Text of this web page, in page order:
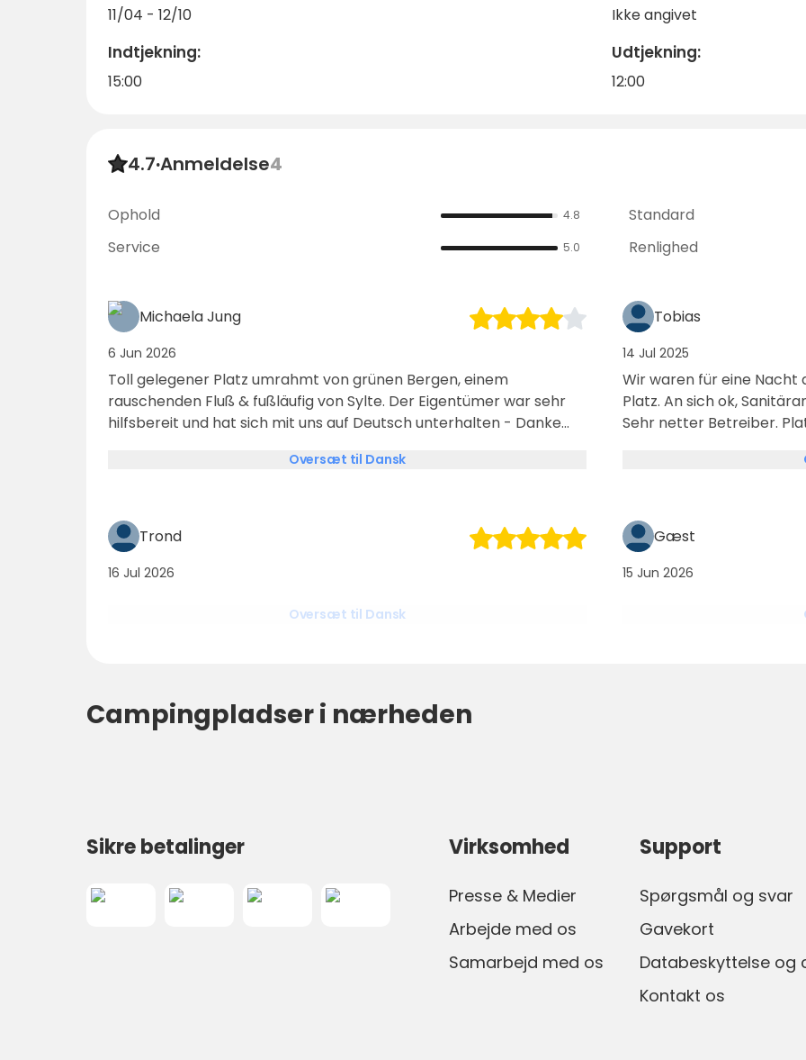
11/04 - 12/10 Ikke angivet
Indtjekning:
15:00
Udtjekning:
12:00
4.7·Anmeldelse4
Ophold 4.8 Standard
Service 5.0 Renlighed
Michaela Jung
6 Jun 2026
Toll gelegener Platz umrahmt von grünen Bergen, einem
rauschenden Fluß & fußläufig von Sylte. Der Eigentümer war sehr
hilfsbereit und hat sich mit uns auf Deutsch unterhalten - Danke
mich einer vorigen Bewertung an: man renoviert ja zu Hause auch
Oversæt til Dansk
Tobias
14 Jul 2025
Wir waren für eine Nacht
Platz. An sich ok,
Sehr netter Betreiber.
Trond
16 Jul 2026
Oversæt til Dansk
Gæst
15 Jun 2026
Campingpladser i nærheden
Sikre betalinger Virksomhed
Presse & Medier
Arbejde med os
Samarbejd med os
Support
Spørgsmål og svar
Gavekort
Databeskyttelse og
Kontakt os